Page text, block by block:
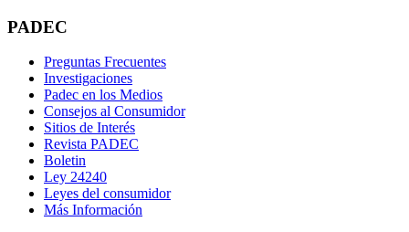
PADEC
Preguntas Frecuentes
Investigaciones
Padec en los Medios
Consejos al Consumidor
Sitios de Interés
Revista PADEC
Boletin
Ley 24240
Leyes del consumidor
Más Información